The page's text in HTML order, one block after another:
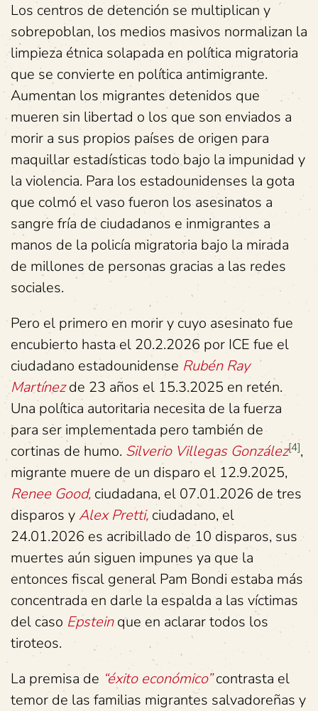
Los centros de detención se multiplican y
sobrepoblan, los medios masivos normalizan la
limpieza étnica solapada en política migratoria
que se convierte en política antimigrante.
Aumentan los migrantes detenidos que
mueren sin libertad o los que son enviados a
morir a sus propios países de origen para
maquillar estadísticas todo bajo la impunidad y
la violencia. Para los estadounidenses la gota
que colmó el vaso fueron los asesinatos a
sangre fría de ciudadanos e inmigrantes a
manos de la policía migratoria bajo la mirada
de millones de personas gracias a las redes
sociales.
Pero el primero en morir y cuyo asesinato fue
encubierto hasta el 20.2.2026 por ICE fue el
ciudadano estadounidense Rubén Ray
Martínezde 23 años el 15.3.2025 en retén.
Una política autoritaria necesita de la fuerza
para ser implementada pero también de
cortinas de humo. Silverio Villegas González[4],
migrante muere de un disparo el 12.9.2025,
Renee Good, ciudadana, el 07.01.2026 de tres
disparos yAlex Pretti, ciudadano, el
24.01.2026 es acribillado de 10 disparos, sus
muertes aún siguen impunes ya que la
entonces fiscal general Pam Bondi estaba más
concentrada en darle la espalda a las víctimas
del caso Epsteinque en aclarar todos los
tiroteos.
La premisa de “éxito económico”contrasta el
temor de las familias migrantes salvadoreñas y